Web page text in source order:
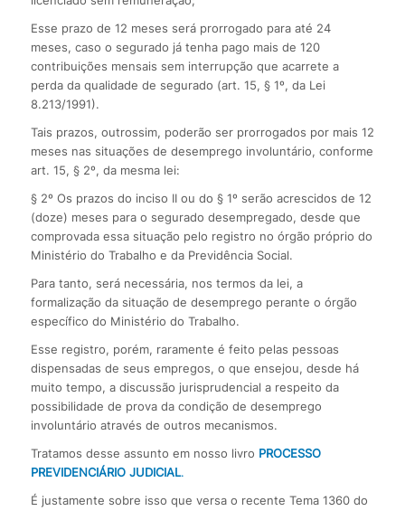
Esse prazo de 12 meses será prorrogado para até 24
meses, caso o segurado já tenha pago mais de 120
contribuições mensais sem interrupção que acarrete a
perda da qualidade de segurado (art. 15, § 1º, da Lei
8.213/1991).
Tais prazos, outrossim, poderão ser prorrogados por mais 12
meses nas situações de desemprego involuntário, conforme
art. 15, § 2º, da mesma lei:
§ 2º Os prazos do inciso II ou do § 1º serão acrescidos de 12
(doze) meses para o segurado desempregado, desde que
comprovada essa situação pelo registro no órgão próprio do
Ministério do Trabalho e da Previdência Social.
Para tanto, será necessária, nos termos da lei, a
formalização da situação de desemprego perante o órgão
específico do Ministério do Trabalho.
Esse registro, porém, raramente é feito pelas pessoas
dispensadas de seus empregos, o que ensejou, desde há
muito tempo, a discussão jurisprudencial a respeito da
possibilidade de prova da condição de desemprego
involuntário através de outros mecanismos.
Tratamos desse assunto em nosso livro PROCESSO
PREVIDENCIÁRIO JUDICIAL.
É justamente sobre isso que versa o recente Tema 1360 do